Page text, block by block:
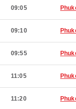
09:05
09:10
09:55
11:05
11:20